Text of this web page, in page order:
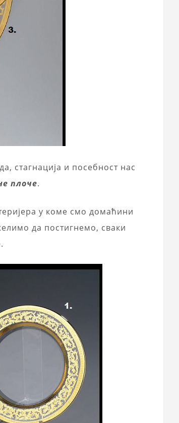
стагнација и посебност нас
плоче.
у коме смо домаћини
да постигнемо, сваки